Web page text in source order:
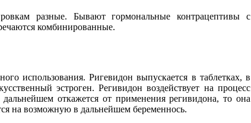
разные. Бывают гормональные контрацептивы с
комбинированные.
использования. Ригевидон выпускается в таблетках, в
эстроген. Регивидон воздействует на процесс
откажется от применения регивидона, то она
на возможную в дальнейшем беременнось.